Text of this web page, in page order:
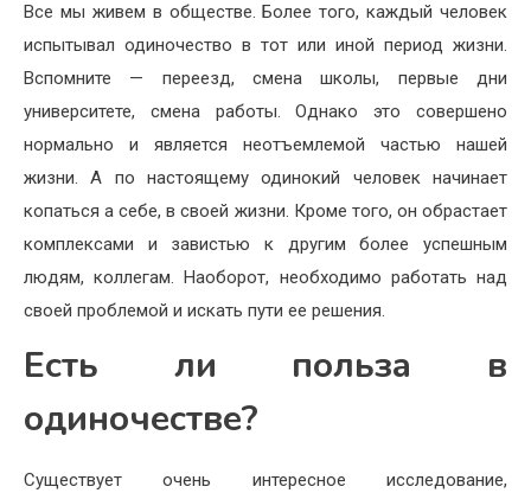
Все мы живем в обществе. Более того, каждый человек
испытывал одиночество в тот или иной период жизни.
Вспомните — переезд, смена школы, первые дни
университете, смена работы. Однако это совершено
нормально и является неотъемлемой частью нашей
жизни. А по настоящему одинокий человек начинает
копаться а себе, в своей жизни. Кроме того, он обрастает
комплексами и завистью к другим более успешным
людям, коллегам. Наоборот, необходимо работать над
своей проблемой и искать пути ее решения.
Есть ли польза в
одиночестве?
Существует очень интересное исследование,